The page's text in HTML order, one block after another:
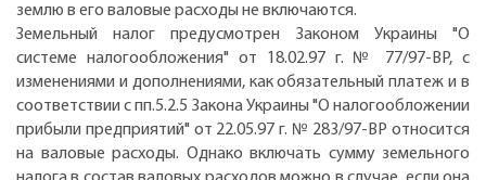
землю в его валовые расходы не включаются.
Земельный налог предусмотрен Законом Украины "О
системе налогообложения" от 18.02.97 г. № 77/97-ВР, с
изменениями и дополнениями, как обязательный платеж и в
соответствии с пп.5.2.5 Закона Украины "О налогообложении
прибыли предприятий" от 22.05.97 г. № 283/97-ВР относится
на валовые расходы. Однако включать сумму земельного